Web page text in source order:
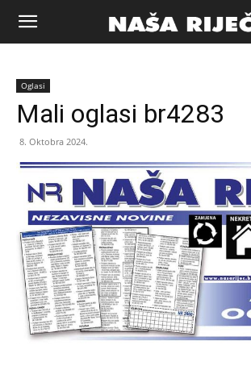
Naša
riječ
Zenica
Oglasi
Mali oglasi br4283
8. Oktobra 2024.